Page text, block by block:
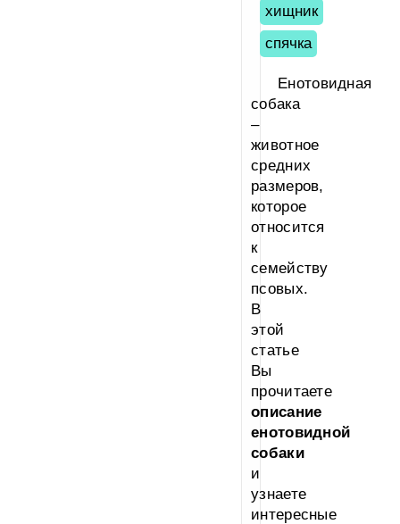
хищник
спячка
Енотовидная
собака
–
животное
средних
размеров,
которое
относится
к
семейству
псовых.
В
этой
статье
Вы
прочитаете
описание
енотовидной
собаки
и
узнаете
интересные